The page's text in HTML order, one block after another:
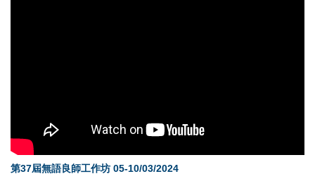
第37屆無語良師工作坊 05-10/03/2024